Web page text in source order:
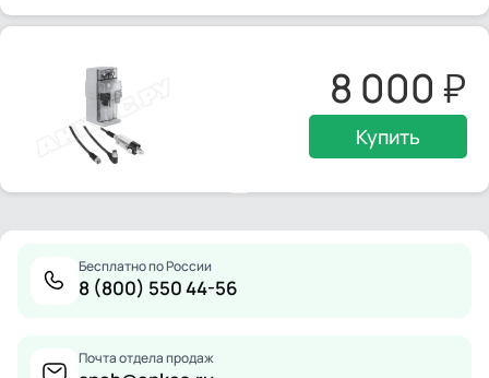
8 000
Купить
Бесплатно по России
8 (800) 550 44-56
Почта отдела продаж